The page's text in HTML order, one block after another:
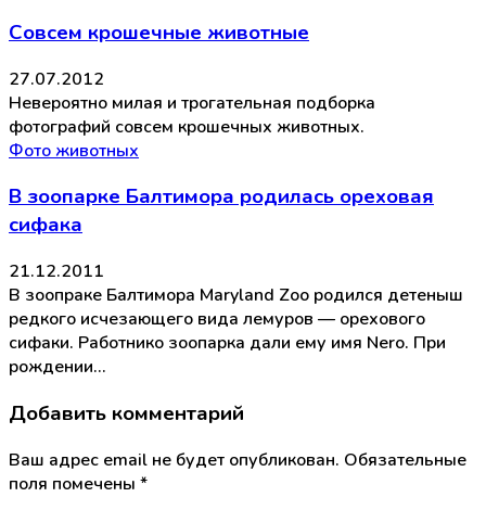
Совсем крошечные животные
27.07.2012
Невероятно милая и трогательная подборка
фотографий совсем крошечных животных.
Фото животных
В зоопарке Балтимора родилась ореховая
сифака
21.12.2011
В зоопраке Балтимора Maryland Zoo родился детеныш
редкого исчезающего вида лемуров — орехового
сифаки. Работнико зоопарка дали ему имя Nero. При
рождении…
Добавить комментарий
Ваш адрес email не будет опубликован. Обязательные
поля помечены *